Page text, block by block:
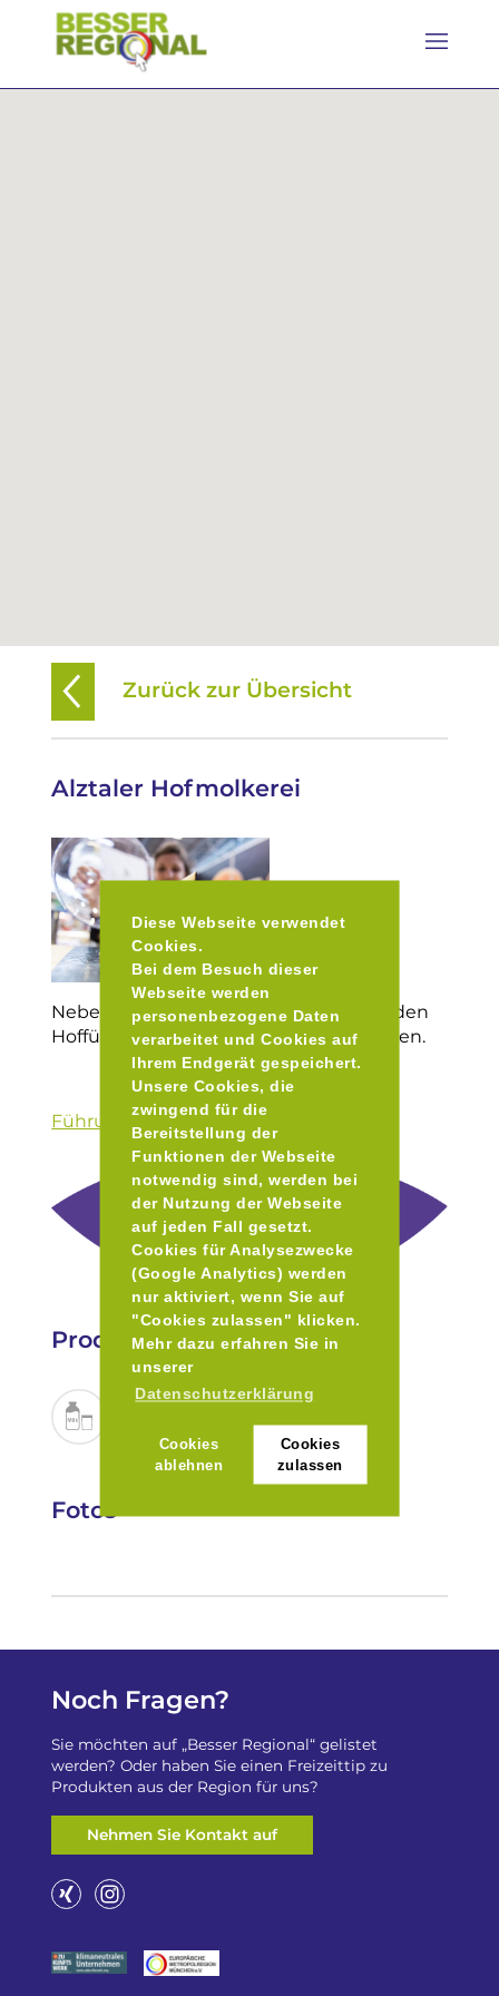
Diese Webseite verwendet
Cookies.
Bei dem Besuch dieser
Webseite werden
personenbezogene Daten
verarbeitet und Cookies auf
Ihrem Endgerät gespeichert.
Unsere Cookies, die
zwingend für die
Bereitstellung der
Funktionen der Webseite
notwendig sind, werden bei
der Nutzung der Webseite
auf jeden Fall gesetzt.
Cookies für Analysezwecke
(Google Analytics) werden
nur aktiviert, wenn Sie auf
"Cookies zulassen" klicken.
Mehr dazu erfahren Sie in
unserer
Datenschutzerklärung
Cookies
ablehnen
Cookies
zulassen
Zurück zur Übersicht
Alztaler Hofmolkerei
Neben dem Verkauf der Produkte werden
Hofführungen und Käsekurse angeboten.
Führungen und Kurse
Produkte
Fotos
Noch Fragen?
Sie möchten auf „Besser Regional“ gelistet
werden? Oder haben Sie einen Freizeittip zu
Produkten aus der Region für uns?
Nehmen Sie Kontakt auf